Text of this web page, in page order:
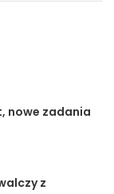
nowe zadania
z